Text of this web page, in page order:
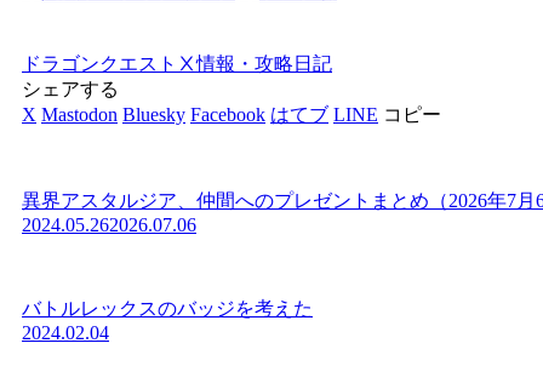
ドラゴンクエストⅩ情報・攻略 日記
シェアする
X Mastodon Bluesky Facebook はてブ LINE コピー
異界アスタルジア、仲間へのプレゼントまとめ（2026年7月6
2024.05.262026.07.06
バトルレックスのバッジを考えた
2024.02.04